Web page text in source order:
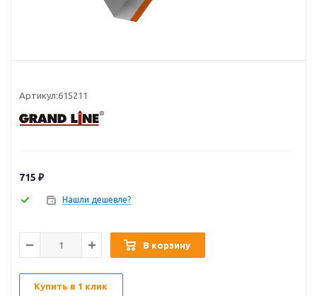
Артикул:615211
715 ₽
Нашли дешевле?
В корзину
Купить в 1 клик